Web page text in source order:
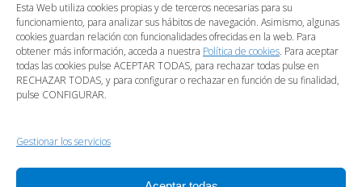
Esta Web utiliza cookies propias y de terceros necesarias para su
funcionamiento, para analizar sus hábitos de navegación. Asimismo, algunas
cookies guardan relación con funcionalidades ofrecidas en la web. Para
obtener más información, acceda a nuestra Política de cookies. Para aceptar
todas las cookies pulse ACEPTAR TODAS, para rechazar todas pulse en
RECHAZAR TODAS, y para configurar o rechazar en función de su finalidad,
pulse CONFIGURAR.
Gestionar los servicios